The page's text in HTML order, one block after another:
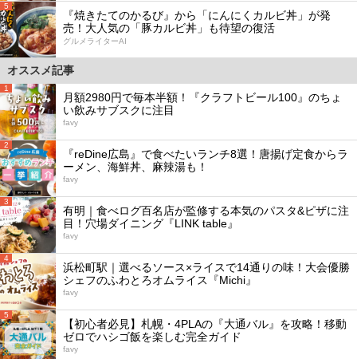
5
『焼きたてのかるび』から「にんにくカルビ丼」が発
売！大人気の「豚カルビ丼」も待望の復活
グルメライターAI
オススメ記事
1
月額2980円で毎本半額！『クラフトビール100』のちょ
い飲みサブスクに注目
favy
2
『reDine広島』で食べたいランチ8選！唐揚げ定食からラ
ーメン、海鮮丼、麻辣湯も！
favy
3
有明｜食べログ百名店が監修する本気のパスタ&ピザに注
目！穴場ダイニング『LINK table』
favy
4
浜松町駅｜選べるソース×ライスで14通りの味！大会優勝
シェフのふわとろオムライス『Michi』
favy
5
【初心者必見】札幌・4PLAの『大通バル』を攻略！移動
ゼロでハシゴ飯を楽しむ完全ガイド
favy